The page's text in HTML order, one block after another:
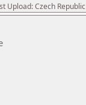
Upload: Czech